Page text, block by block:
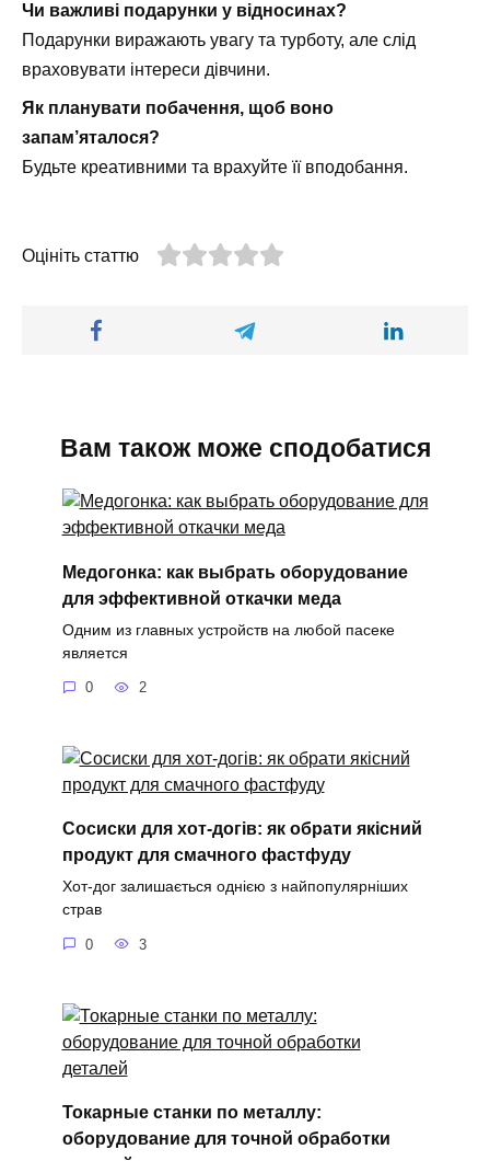
Чи важливі подарунки у відносинах?
Подарунки виражають увагу та турботу, але слід
враховувати інтереси дівчини.
Як планувати побачення, щоб воно
запам’яталося?
Будьте креативними та врахуйте її вподобання.
Оцініть статтю
Вам також може сподобатися
Медогонка: как выбрать оборудование
для эффективной откачки меда
Одним из главных устройств на любой пасеке
является
0 2
Сосиски для хот-догів: як обрати якісний
продукт для смачного фастфуду
Хот-дог залишається однією з найпопулярніших
страв
0 3
Токарные станки по металлу:
оборудование для точной обработки